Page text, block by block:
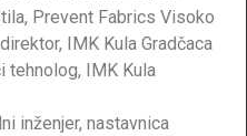
Prevent Fabrics Visoko
IMK Kula Gradčaca
tehnolog, IMK Kula
inženjer, nastavnica